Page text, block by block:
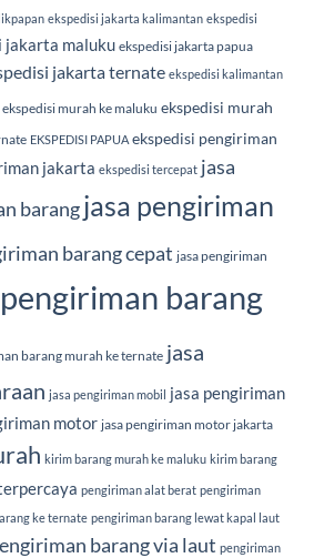
ekspedisi jakarta kalimantan ekspedisi
jakarta malukuekspedisi jakarta papua
jakarta ternate ekspedisi kalimantan
ekspedisi murah ke maluku ekspedisi murah
EKSPEDISI PAPUA ekspedisi pengiriman
jakarta ekspedisi tercepat jasa
barangjasa pengiriman
barang cepat jasa pengiriman
barang
barang murah ke ternate jasa
jasa pengiriman mobil jasa pengiriman
motor jasa pengiriman motor jakarta
kirim barang murah ke maluku kirim barang
pengiriman alat berat pengiriman
ke ternate pengiriman barang lewat kapal laut
barang via laut pengiriman